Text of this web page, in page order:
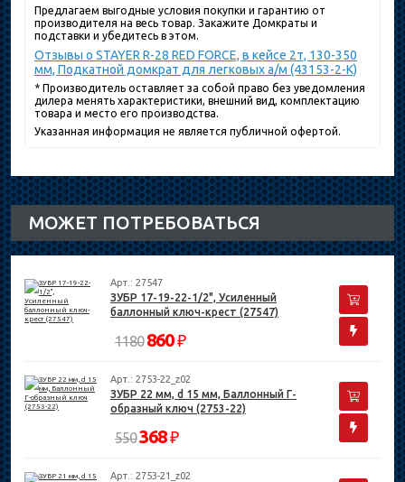
Предлагаем выгодные условия покупки и гарантию от
производителя на весь товар. Закажите Домкраты и
подставки и убедитесь в этом.
Отзывы о STAYER R-28 RED FORCE, в кейсе 2т, 130-350
мм, Подкатной домкрат для легковых а/м (43153-2-K)
* Производитель оставляет за собой право без уведомления
дилера менять характеристики, внешний вид, комплектацию
товара и место его производства.
Указанная информация не является публичной офертой.
МОЖЕТ ПОТРЕБОВАТЬСЯ
Арт.: 27547
ЗУБР 17-19-22-1/2", Усиленный
баллонный ключ-крест (27547)
1180 860₽
Арт.: 2753-22_z02
ЗУБР 22 мм, d 15 мм, Баллонный Г-
образный ключ (2753-22)
550368₽
Арт.: 2753-21_z02